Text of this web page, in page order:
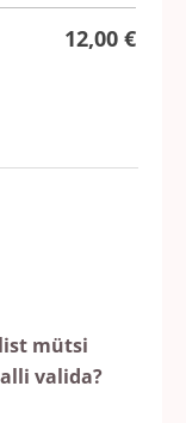
12,00 €
mütsi
valida?